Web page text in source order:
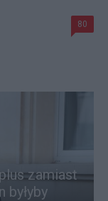
80
zamiast
byłyby